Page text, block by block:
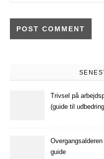
Trivsel på
(guide til
guide